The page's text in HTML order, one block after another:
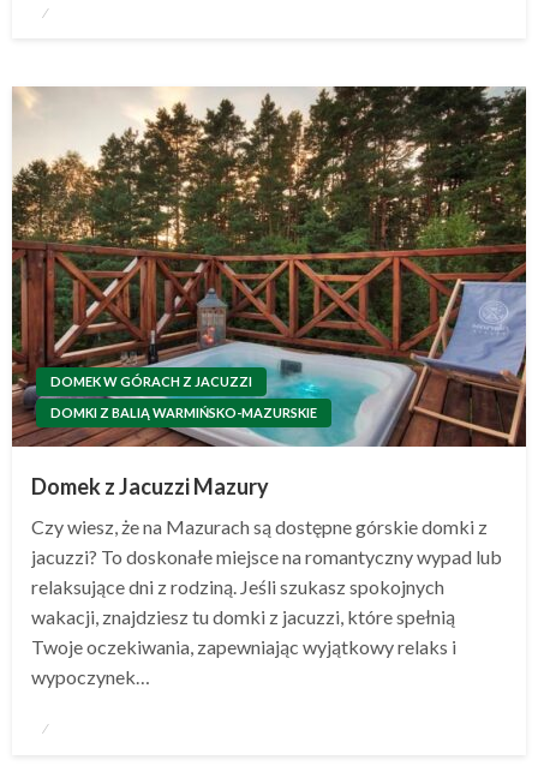
Opublikowane
DOMEK W GÓRACH Z JACUZZI
DOMKI Z BALIĄ WARMIŃSKO-MAZURSKIE
Domek z Jacuzzi Mazury
Czy wiesz, że na Mazurach są dostępne górskie domki z
jacuzzi? To doskonałe miejsce na romantyczny wypad lub
relaksujące dni z rodziną. Jeśli szukasz spokojnych
wakacji, znajdziesz tu domki z jacuzzi, które spełnią
Twoje oczekiwania, zapewniając wyjątkowy relaks i
wypoczynek…
Opublikowane